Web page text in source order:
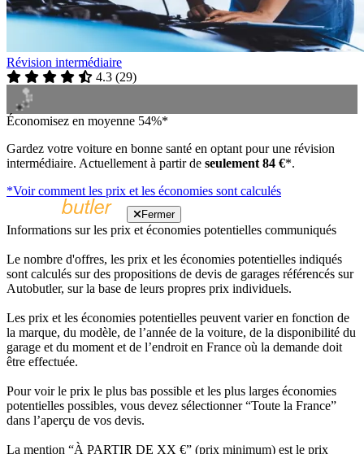
Révision intermédiaire
4.3 (29)
Économisez en moyenne 54%*
Gardez votre voiture en bonne santé en optant pour une révision
intermédiaire. Actuellement à partir de seulement 84 €*.
*Voir comment les prix et les économies sont calculés
Fermer
Informations sur les prix et économies potentielles communiqués
Le nombre d'offres, les prix et les économies potentielles indiqués
sont calculés sur des propositions de devis de garages référencés sur
Autobutler, sur la base de leurs propres prix individuels.
Les prix et les économies potentielles peuvent varier en fonction de
la marque, du modèle, de l’année de la voiture, de la disponibilité du
garage et du moment et de l’endroit en France où la demande doit
être effectuée.
Pour voir le prix le plus bas possible et les plus larges économies
potentielles possibles, vous devez sélectionner “Toute la France”
dans l’aperçu de vos devis.
La mention “À PARTIR DE XX €” (prix minimum) est le prix